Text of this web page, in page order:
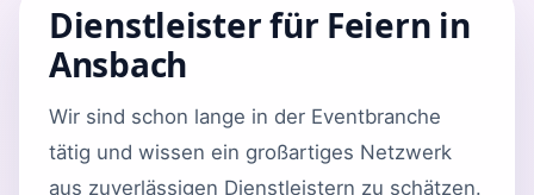
Dienstleister für Feiern in
Ansbach
Wir sind schon lange in der Eventbranche
tätig und wissen ein großartiges Netzwerk
aus zuverlässigen Dienstleistern zu schätzen.